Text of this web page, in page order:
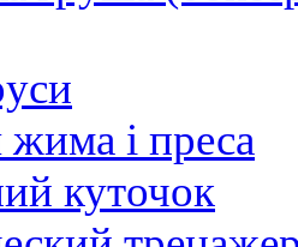
жима і преса
куточок